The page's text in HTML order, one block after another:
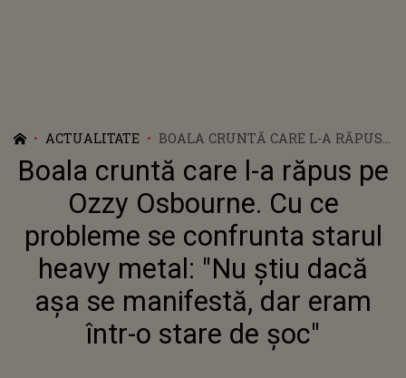
ACTUALITATE
BOALA CRUNTĂ CARE L-A RĂPUS
PE OZZY OSBOURNE. CU CE
PROBLEME SE CONFRUNTA
STARUL HEAVY METAL: "NU ȘTIU
DACĂ AȘA SE MANIFESTĂ, DAR
ERAM ÎNTR-O STARE DE ȘOC"
Boala cruntă care l-a răpus pe
Ozzy Osbourne. Cu ce
probleme se confrunta starul
heavy metal: "Nu știu dacă
așa se manifestă, dar eram
într-o stare de șoc"